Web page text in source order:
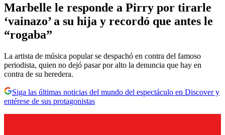
Marbelle le responde a Pirry por tirarle
‘vainazo’ a su hija y recordó que antes le
“rogaba”
La artista de música popular se despachó en contra del famoso
periodista, quien no dejó pasar por alto la denuncia que hay en
contra de su heredera.
Siga las últimas noticias del mundo del espectáculo en Discover y
entérese de sus protagonistas